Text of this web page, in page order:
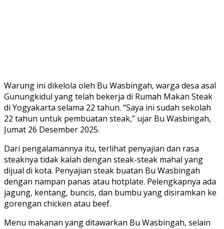
Warung ini dikelola oleh Bu Wasbingah, warga desa asal
Gunungkidul yang telah bekerja di Rumah Makan Steak
di Yogyakarta selama 22 tahun. “Saya ini sudah sekolah
22 tahun untuk pembuatan steak,” ujar Bu Wasbingah,
Jumat 26 Desember 2025.
Dari pengalamannya itu, terlihat penyajian dan rasa
steaknya tidak kalah dengan steak-steak mahal yang
dijual di kota. Penyajian steak buatan Bu Wasbingah
dengan nampan panas atau hotplate. Pelengkapnya ada
jagung, kentang, buncis, dan bumbu yang disiramkan ke
gorengan chicken atau beef.
Menu makanan yang ditawarkan Bu Wasbingah, selain